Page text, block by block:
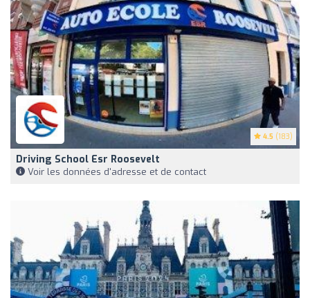
4.5 (183)
Driving School Esr Roosevelt
Voir les données d'adresse et de contact